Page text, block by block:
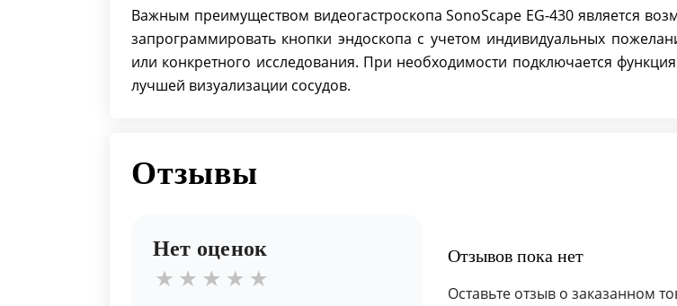
Важным преимуществом видеогастроскопа SonoScape EG-430 является
запрограммировать кнопки эндоскопа с учетом индивидуальных
или конкретного исследования. При необходимости подключается
лучшей визуализации сосудов.
Отзывы
Нет оценок
Отзывов пока нет
Оставьте отзыв о заказанном